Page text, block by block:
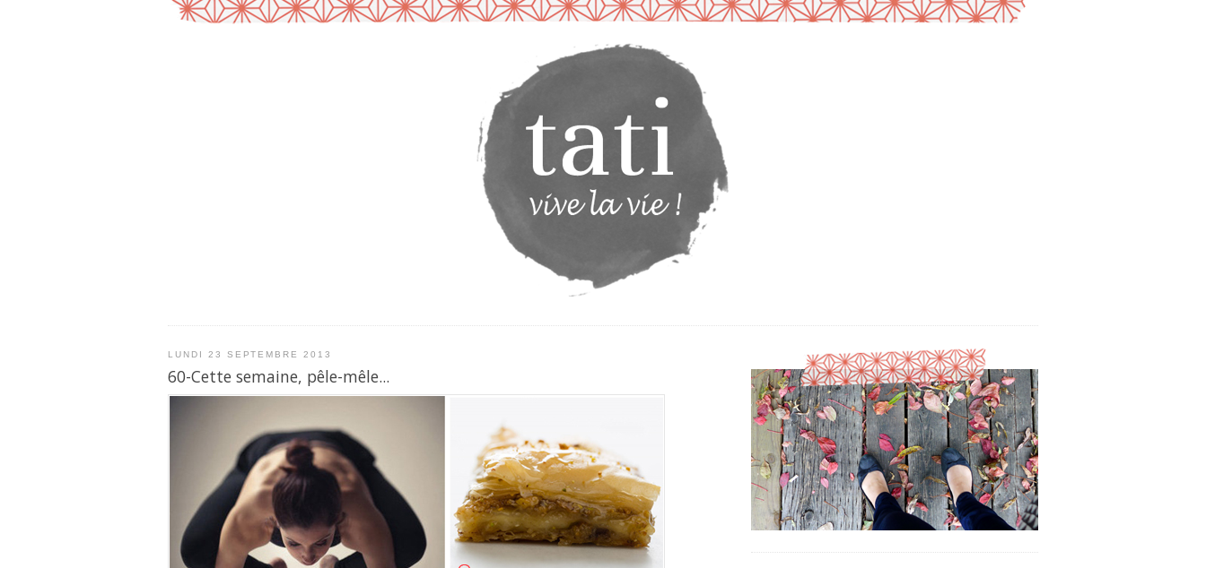
LUNDI 23 SEPTEMBRE 2013
60-Cette semaine, pêle-mêle...